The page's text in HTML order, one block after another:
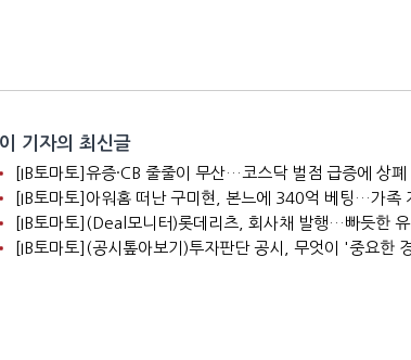
이 기자의 최신글
[IB토마토]유증·CB 줄줄이 무산…코스닥 벌점 급증에 상폐